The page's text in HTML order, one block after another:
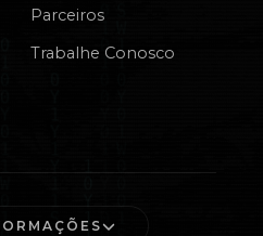
Parceiros
Trabalhe Conosco